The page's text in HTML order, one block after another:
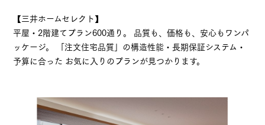
【三井ホームセレクト】
平屋・2階建てプラン600通り。 品質も、価格も、安心もワンパ
ッケージ。 「注文住宅品質」の構造性能・長期保証システム・
予算に合った お気に入りのプランが見つかります。